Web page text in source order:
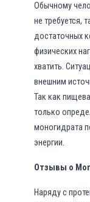
Обычному
не требуется,
достаточных
физических
хватить.
внешним
Так как
только
моногидрата
энергии.
Отзывы о
Наряду с